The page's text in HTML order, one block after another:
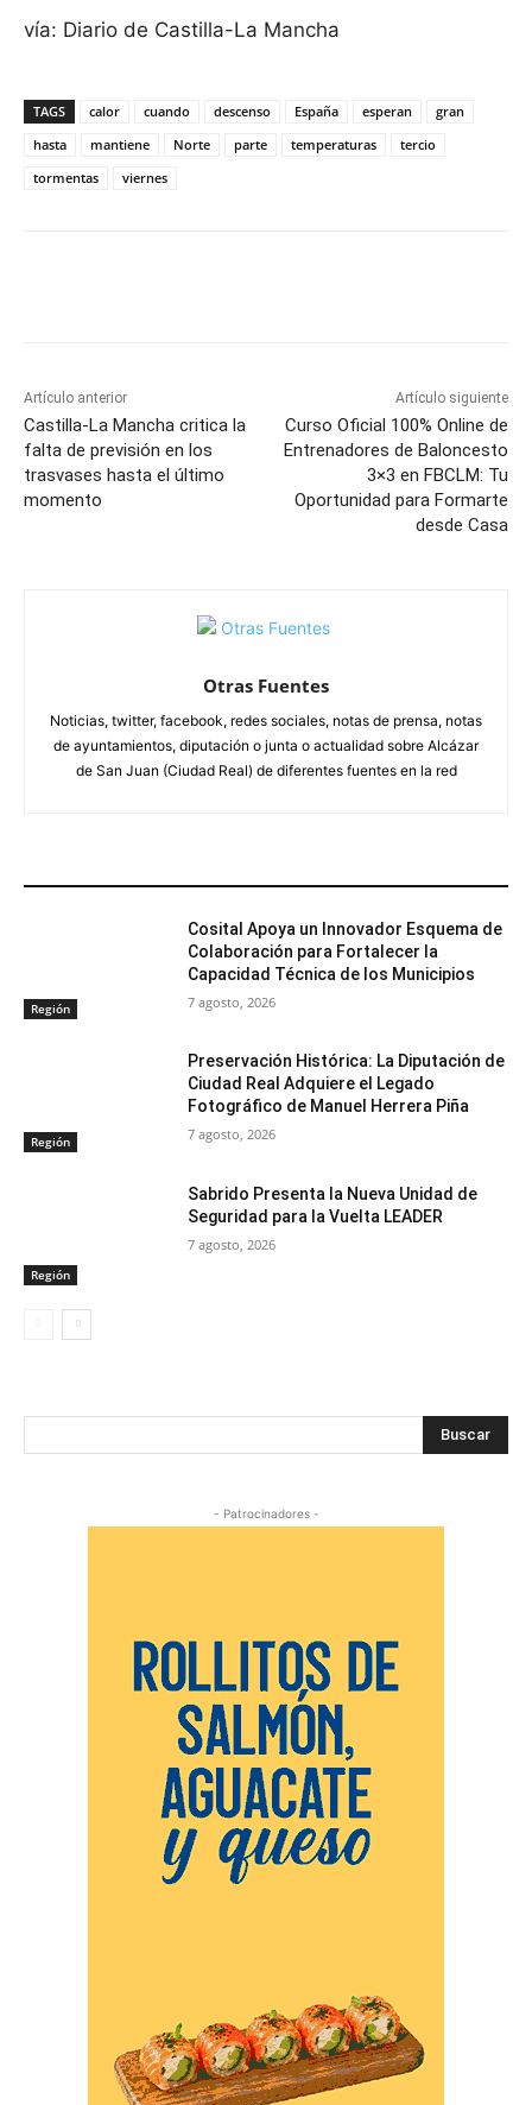
vía: Diario de Castilla-La Mancha
TAGS calor cuando descenso España esperan
gran
hasta
mantiene Norte parte temperaturas
tercio
tormentas
viernes
Artículo anterior
Castilla-La Mancha critica la
falta de previsión en los
trasvases hasta el último
momento
Artículo siguiente
Curso Oficial 100% Online de
Entrenadores de Baloncesto
3×3 en FBCLM: Tu
Oportunidad para Formarte
desde Casa
Otras Fuentes
Noticias, twitter, facebook, redes sociales, notas de prensa, notas
de ayuntamientos, diputación o junta o actualidad sobre Alcázar
de San Juan (Ciudad Real) de diferentes fuentes en la red
Región
Cosital Apoya un Innovador Esquema de
Colaboración para Fortalecer la
Capacidad Técnica de los Municipios
7 agosto, 2026
Región
Preservación Histórica: La Diputación de
Ciudad Real Adquiere el Legado
Fotográfico de Manuel Herrera Piña
7 agosto, 2026
Región
Sabrido Presenta la Nueva Unidad de
Seguridad para la Vuelta LEADER
7 agosto, 2026
Buscar
- Patrocinadores -